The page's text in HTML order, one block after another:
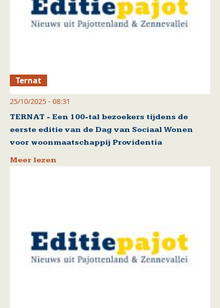
Ternat
25/10/2025 - 08:31
TERNAT - Een 100-tal bezoekers tijdens de
eerste editie van de Dag van Sociaal Wonen
voor woonmaatschappij Providentia
Meer lezen